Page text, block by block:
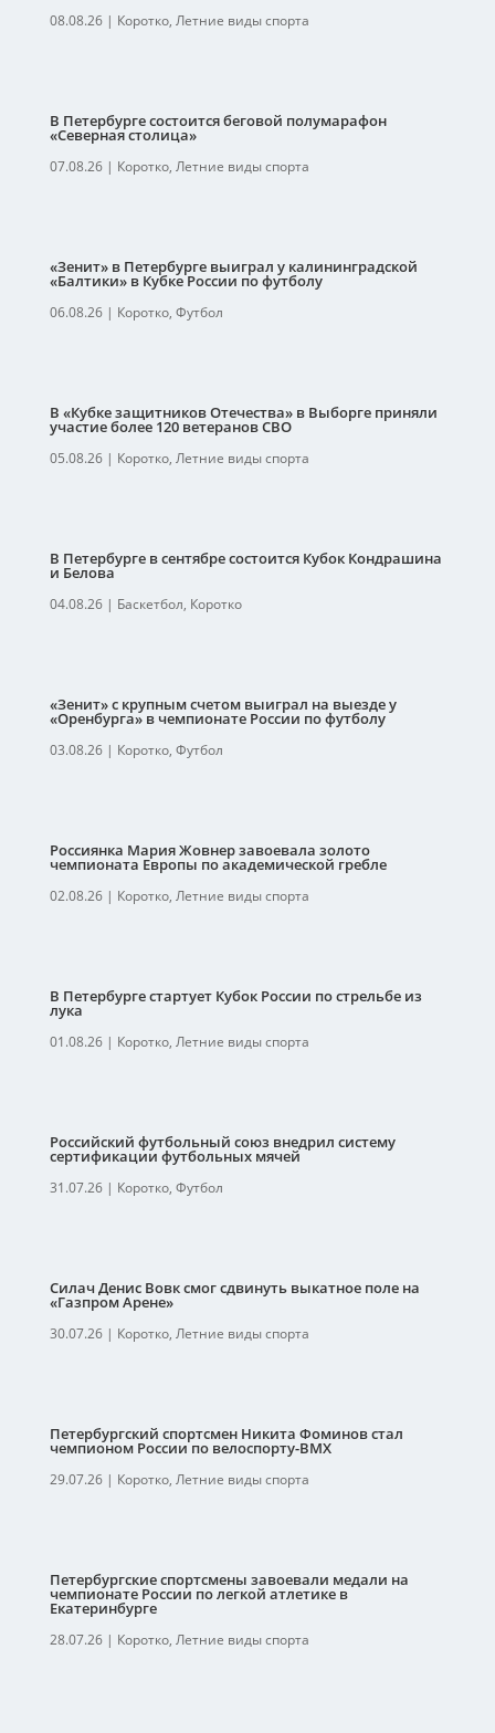
08.08.26| Коротко, Летние виды спорта
В Петербурге состоится беговой полумарафон
«Северная столица»
07.08.26| Коротко, Летние виды спорта
«Зенит» в Петербурге выиграл у калининградской
«Балтики» в Кубке России по футболу
06.08.26| Коротко, Футбол
В «Кубке защитников Отечества» в Выборге приняли
участие более 120 ветеранов СВО
05.08.26| Коротко, Летние виды спорта
В Петербурге в сентябре состоится Кубок Кондрашина
и Белова
04.08.26| Баскетбол, Коротко
«Зенит» с крупным счетом выиграл на выезде у
«Оренбурга» в чемпионате России по футболу
03.08.26| Коротко, Футбол
Россиянка Мария Жовнер завоевала золото
чемпионата Европы по академической гребле
02.08.26| Коротко, Летние виды спорта
В Петербурге стартует Кубок России по стрельбе из
лука
01.08.26| Коротко, Летние виды спорта
Российский футбольный союз внедрил систему
сертификации футбольных мячей
31.07.26| Коротко, Футбол
Силач Денис Вовк смог сдвинуть выкатное поле на
«Газпром Арене»
30.07.26| Коротко, Летние виды спорта
Петербургский спортсмен Никита Фоминов стал
чемпионом России по велоспорту-ВМХ
29.07.26| Коротко, Летние виды спорта
Петербургские спортсмены завоевали медали на
чемпионате России по легкой атлетике в
Екатеринбурге
28.07.26| Коротко, Летние виды спорта